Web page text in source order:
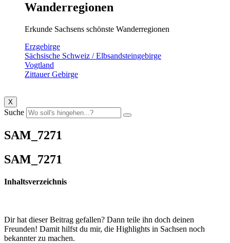
Wanderregionen
Erkunde Sachsens schönste Wanderregionen
Erzgebirge
Sächsische Schweiz / Elbsandsteingebirge
Vogtland
Zittauer Gebirge
X
Suche
SAM_7271
SAM_7271
Inhaltsverzeichnis
Dir hat dieser Beitrag gefallen? Dann teile ihn doch deinen
Freunden! Damit hilfst du mir, die Highlights in Sachsen noch
bekannter zu machen.